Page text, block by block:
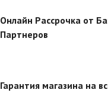
Онлайн Рассрочка от
Партнеров
Гарантия магазина на